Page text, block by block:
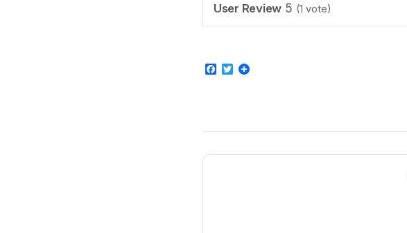
User Review 5 (1 vote)
Facebook
Twitter